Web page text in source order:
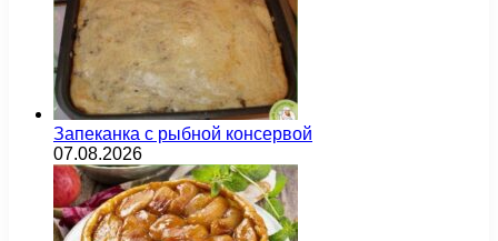
Запеканка с рыбной консервой
07.08.2026